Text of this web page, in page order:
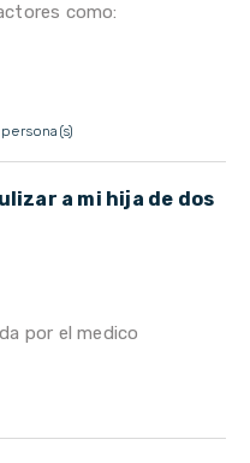
como:
a mi hija de dos
por el medico